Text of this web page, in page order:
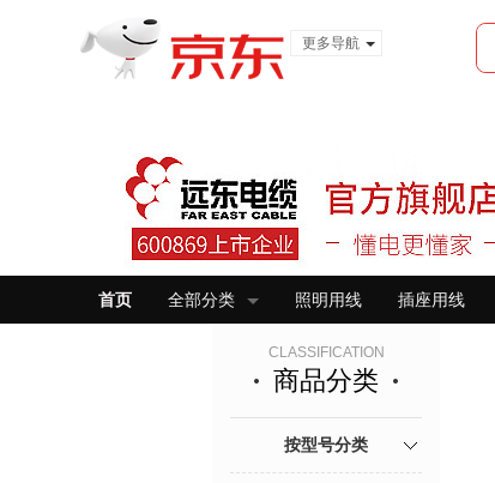
更多导航
首页 全部分类 照明用线 插座用线
CLASSIFICATION
商品分类
按型号分类